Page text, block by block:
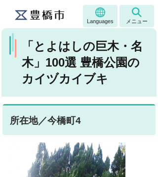
Languages メニュー
「とよはしの巨木・名
木」100選 豊橋公園の
カイヅカイブキ
所在地／今橋町4